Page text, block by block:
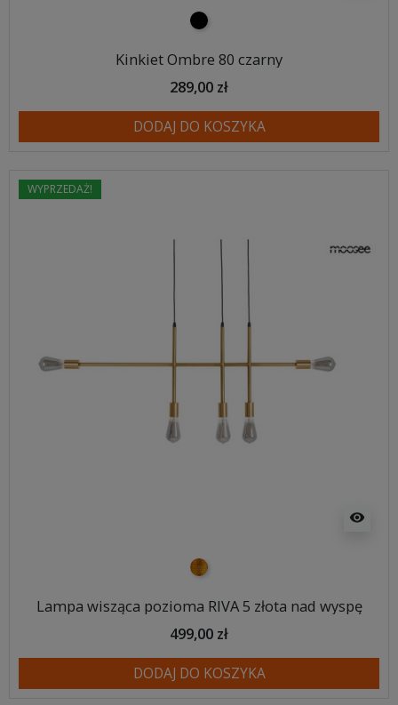
czarny
Kinkiet Ombre 80 czarny
289,00 zł
DODAJ DO KOSZYKA
WYPRZEDAŻ!
visibility
złoty
Lampa wisząca pozioma RIVA 5 złota nad wyspę
499,00 zł
DODAJ DO KOSZYKA